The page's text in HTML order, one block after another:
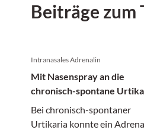
Beiträge zum
Intranasales Adrenalin
Mit Nasenspray an die
chronisch-spontane
Bei chronisch-spontaner
Urtikaria konnte ein